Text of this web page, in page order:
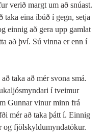
verið margt um að snúast.
taka eina íbúð í gegn, setja
einnig að gera upp gamlat
að því. Sú vinna er enn í
taka að mér svona smá.
í tveimur
Gunnar vinur minn frá
mér að taka þátt í. Einnig
og fjölskyldumyndatökur.